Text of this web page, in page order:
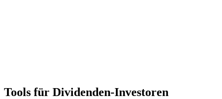
Tools für Dividenden-Investoren